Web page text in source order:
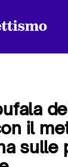
il
sulle